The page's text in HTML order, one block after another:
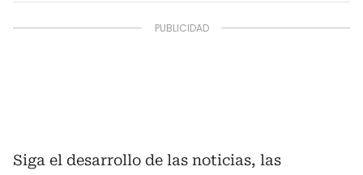
Siga el desarrollo de las noticias, las